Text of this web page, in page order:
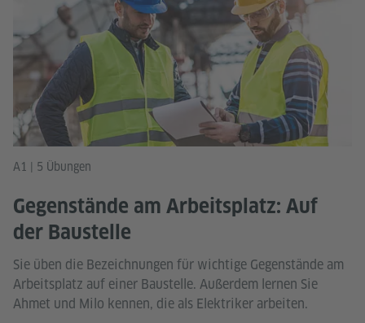
A1 | 5 Übungen
Gegenstände am Arbeitsplatz: Auf
der Baustelle
Sie üben die Bezeichnungen für wichtige Gegenstände am
Arbeitsplatz auf einer Baustelle. Außerdem lernen Sie
Ahmet und Milo kennen, die als Elektriker arbeiten.